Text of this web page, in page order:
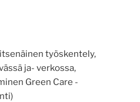
työskentely,
ja- verkossa,
Green Care -